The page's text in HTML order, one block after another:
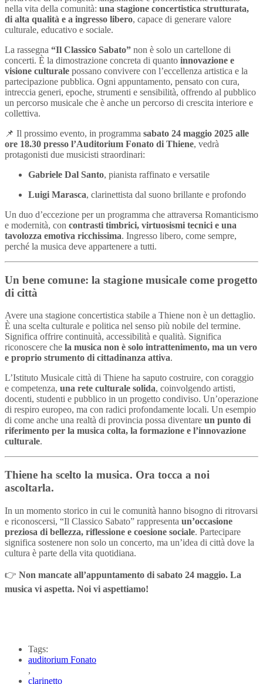
nella vita della comunità: una stagione concertistica strutturata,
di alta qualità e a ingresso libero, capace di generare valore
culturale, educativo e sociale.
La rassegna “Il Classico Sabato” non è solo un cartellone di
concerti. È la dimostrazione concreta di quanto innovazione e
visione culturale possano convivere con l’eccellenza artistica e la
partecipazione pubblica. Ogni appuntamento, pensato con cura,
intreccia generi, epoche, strumenti e sensibilità, offrendo al pubblico
un percorso musicale che è anche un percorso di crescita interiore e
collettiva.
📌 Il prossimo evento, in programma sabato 24 maggio 2025 alle
ore 18.30 presso l’Auditorium Fonato di Thiene, vedrà
protagonisti due musicisti straordinari:
Gabriele Dal Santo, pianista raffinato e versatile
Luigi Marasca, clarinettista dal suono brillante e profondo
Un duo d’eccezione per un programma che attraversa Romanticismo
e modernità, con contrasti timbrici, virtuosismi tecnici e una
tavolozza emotiva ricchissima. Ingresso libero, come sempre,
perché la musica deve appartenere a tutti.
Un bene comune: la stagione musicale come progetto
di città
Avere una stagione concertistica stabile a Thiene non è un dettaglio.
È una scelta culturale e politica nel senso più nobile del termine.
Significa offrire continuità, accessibilità e qualità. Significa
riconoscere che la musica non è solo intrattenimento, ma un vero
e proprio strumento di cittadinanza attiva.
L’Istituto Musicale città di Thiene ha saputo costruire, con coraggio
e competenza, una rete culturale solida, coinvolgendo artisti,
docenti, studenti e pubblico in un progetto condiviso. Un’operazione
di respiro europeo, ma con radici profondamente locali. Un esempio
di come anche una realtà di provincia possa diventare un punto di
riferimento per la musica colta, la formazione e l’innovazione
culturale.
Thiene ha scelto la musica. Ora tocca a noi
ascoltarla.
In un momento storico in cui le comunità hanno bisogno di ritrovarsi
e riconoscersi, “Il Classico Sabato” rappresenta un’occasione
preziosa di bellezza, riflessione e coesione sociale. Partecipare
significa sostenere non solo un concerto, ma un’idea di città dove la
cultura è parte della vita quotidiana.
👉 Non mancate all’appuntamento di sabato 24 maggio. La
musica vi aspetta. Noi vi aspettiamo!
Tags:
auditorium Fonato
,
clarinetto